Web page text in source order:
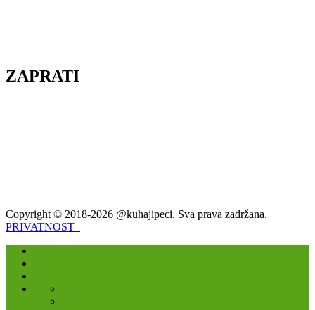
ZAPRATI
Copyright © 2018-2026 @kuhajipeci. Sva prava zadržana.
PRIVATNOST